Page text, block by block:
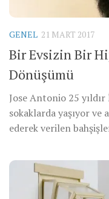
GENEL 21 MART 2017
Bir Evsizin Bir
Dönüşümü
Jose Antonio 25 yıldır
sokaklarda yaşıyor ve
ederek verilen